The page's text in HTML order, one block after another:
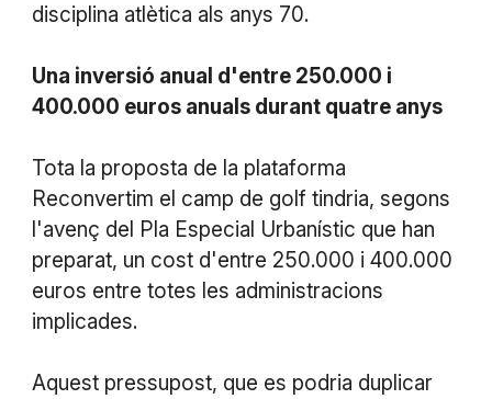
disciplina atlètica als anys 70.
Una inversió anual d'entre 250.000 i
400.000 euros anuals durant quatre anys
Tota la proposta de la plataforma
Reconvertim el camp de golf tindria, segons
l'avenç del Pla Especial Urbanístic que han
preparat, un cost d'entre 250.000 i 400.000
euros entre totes les administracions
implicades.
Aquest pressupost, que es podria duplicar